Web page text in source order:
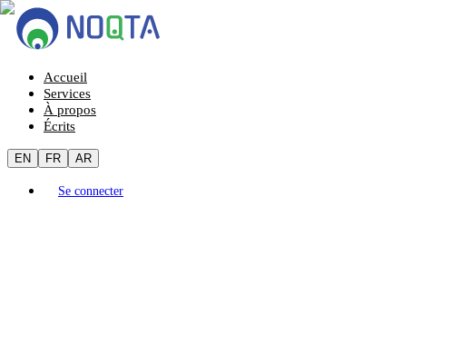
Accueil
Services
À propos
Écrits
EN FR AR
Se connecter